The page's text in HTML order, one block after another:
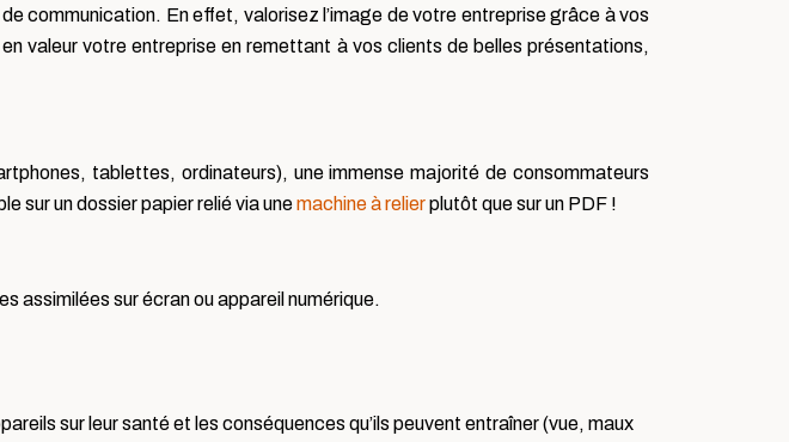
communication. En effet, valorisez l’image de votre entreprise grâce à vos
valeur votre entreprise en remettant à vos clients de belles présentations,
tablettes, ordinateurs), une immense majorité de consommateurs
sur un dossier papier relié via unemachine à relierplutôt que sur un PDF !
assimilées sur écran ou appareil numérique.
sur leur santé et les conséquences qu’ils peuvent entraîner (vue, maux